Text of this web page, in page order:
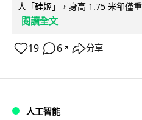
人「硅姬」，身高 1.75 米卻僅
閱讀全文
19 6 ↗ 分享
人工智能